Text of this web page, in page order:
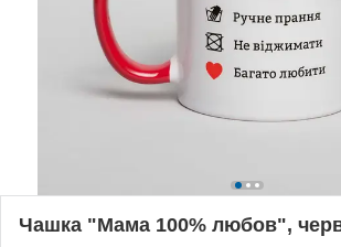
Чашка "Мама 100% любов",